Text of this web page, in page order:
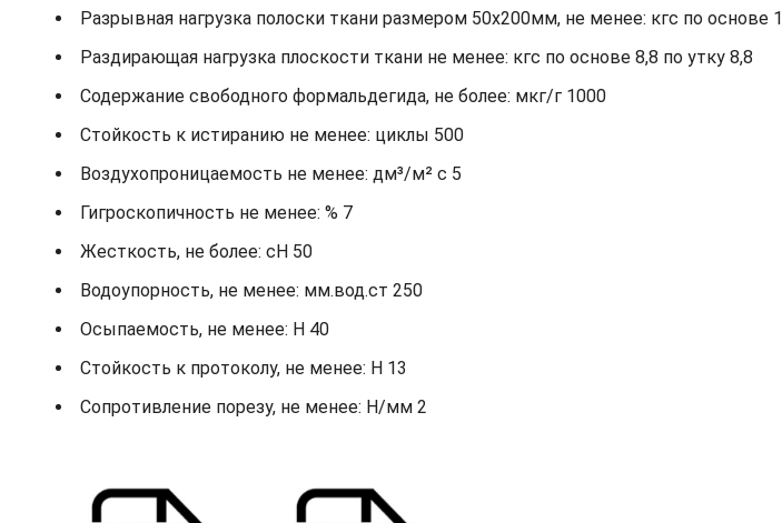
Разрывная нагрузка полоски ткани размером 50х200мм, не менее: кгс по основе
Раздирающая нагрузка плоскости ткани не менее: кгс по основе 8,8 по утку 8,8
Содержание свободного формальдегида, не более: мкг/г 1000
Стойкость к истиранию не менее: циклы 500
Воздухопроницаемость не менее: дм³/м² с 5
Гигроскопичность не менее: % 7
Жесткость, не более: cH 50
Водоупорность, не менее: мм.вод.ст 250
Осыпаемость, не менее: H 40
Стойкость к протоколу, не менее: H 13
Сопротивление порезу, не менее: Н/мм 2